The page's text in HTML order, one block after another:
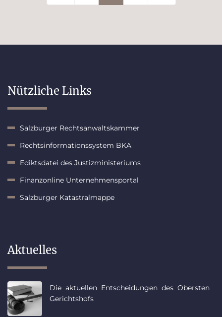
Nützliche Links
Salzburger Rechtsanwaltskammer
Rechtsinformationssystem BKA
Ediktsdatei des Justizministeriums
Finanzonline Unternehmensportal
Salzburger Katastralmappe
Aktuelles
Die aktuellen Entscheidungen des Obersten
Gerichtshofs